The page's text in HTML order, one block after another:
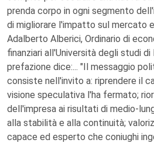
prenda corpo in ogni segmento
di migliorare l'impatto sul mercato
Adalberto Alberici, Ordinario di
finanziari all'Università degli studi di
prefazione dice:... "Il messaggio
consiste nell'invito a: riprendere il
visione speculativa l'ha fermato;
dell'impresa ai risultati di medio-
alla stabilità e alla continuità;
capace ed esperto che coniughi